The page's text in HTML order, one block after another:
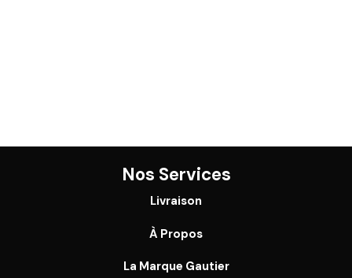
Nos Services
Livraison
À Propos
La Marque Gautier